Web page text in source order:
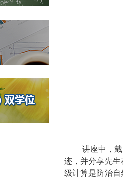
讲座中，
迹，并分享先生
级计算是防治自